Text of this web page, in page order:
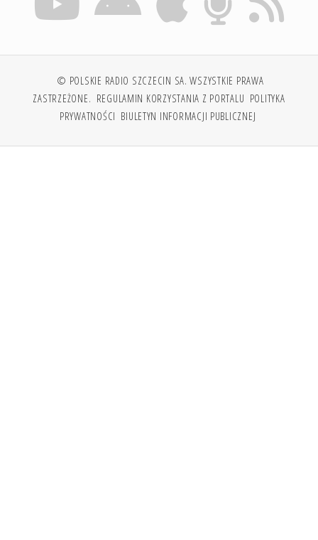
© POLSKIE RADIO SZCZECIN SA. WSZYSTKIE PRAWA
ZASTRZEŻONE. REGULAMIN KORZYSTANIA Z PORTALU POLITYKA
PRYWATNOŚCI BIULETYN INFORMACJI PUBLICZNEJ